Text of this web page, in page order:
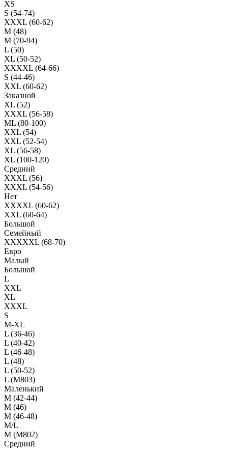
XS
S (54-74)
XXXL (60-62)
M (48)
M (70-94)
L (50)
XL (50-52)
XXXXL (64-66)
S (44-46)
XXL (60-62)
Заказной
XL (52)
XXXL (56-58)
ML (80-100)
XXL (54)
XXL (52-54)
XL (56-58)
XL (100-120)
Средний
XXXL (56)
XXXL (54-56)
Нет
XXXXL (60-62)
XXL (60-64)
Большой
Семейный
XXXXXL (68-70)
Евро
Малый
Большой
L
XXL
XL
XXXL
S
M-XL
L (36-46)
L (40-42)
L (46-48)
L (48)
L (50-52)
L (M803)
Маленький
М (42-44)
M (46)
M (46-48)
M/L
M (M802)
Средний